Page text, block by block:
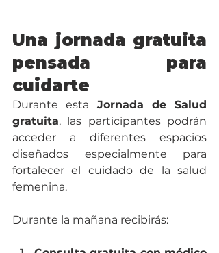
Una jornada gratuita
pensada para
cuidarte
Durante esta Jornada de Salud
gratuita, las participantes podrán
acceder a diferentes espacios
diseñados especialmente para
fortalecer el cuidado de la salud
femenina.
Durante la mañana recibirás: